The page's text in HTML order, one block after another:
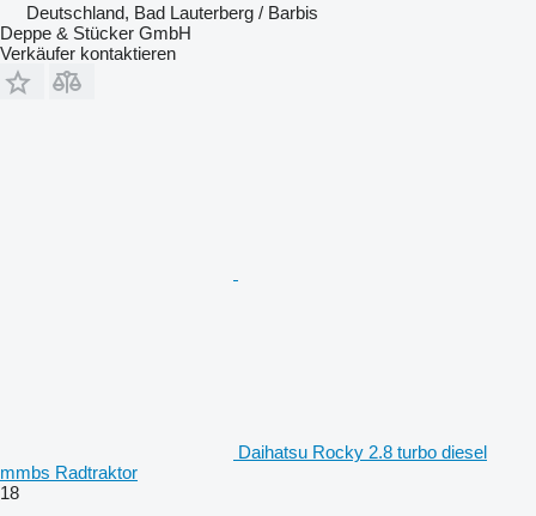
Deutschland, Bad Lauterberg / Barbis
Deppe & Stücker GmbH
Verkäufer kontaktieren
Daihatsu Rocky 2.8 turbo diesel
mmbs Radtraktor
18